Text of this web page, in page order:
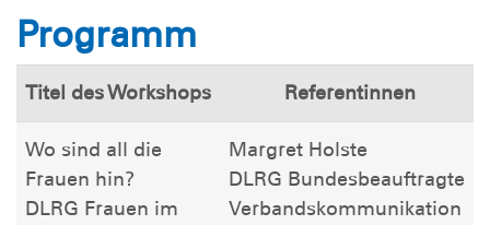
Programm
Titel des Workshops Referentinnen
Wo sind all die
Frauen hin?
DLRG Frauen im
Margret Holste
DLRG Bundesbeauftragte
Verbandskommunikation